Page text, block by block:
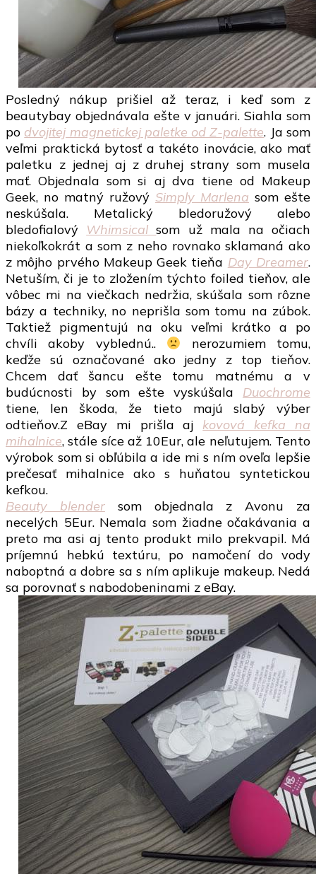
Posledný nákup prišiel až teraz, i keď som z
beautybay objednávala ešte v januári. Siahla som
po dvojitej magnetickej paletke od Z-palette. Ja som
veľmi praktická bytosť a takéto inovácie, ako mať
paletku z jednej aj z druhej strany som musela
mať. Objednala som si aj dva tiene od Makeup
Geek, no matný ružový Simply Marlena som ešte
neskúšala. Metalický bledoružový alebo
bledofialový Whimsicalsom už mala na očiach
niekoľkokrát a som z neho rovnako sklamaná ako
z môjho prvého Makeup Geek tieňa Day Dreamer.
Netuším, či je to zložením týchto foiled tieňov, ale
vôbec mi na viečkach nedržia, skúšala som rôzne
bázy a techniky, no neprišla som tomu na zúbok.
Taktiež pigmentujú na oku veľmi krátko a po
chvíli akoby vyblednú..
nerozumiem tomu,
keďže sú označované ako jedny z top tieňov.
Chcem dať šancu ešte tomu matnému a v
budúcnosti by som ešte vyskúšala Duochrome
tiene, len škoda, že tieto majú slabý výber
odtieňov.Z eBay mi prišla aj kovová kefka na
mihalnice, stále síce až 10Eur, ale neľutujem. Tento
výrobok som si obľúbila a ide mi s ním oveľa lepšie
prečesať mihalnice ako s huňatou syntetickou
kefkou.
Beauty blendersom objednala z Avonu za
necelých 5Eur. Nemala som žiadne očakávania a
preto ma asi aj tento produkt milo prekvapil. Má
príjemnú hebkú textúru, po namočení do vody
naboptná a dobre sa s ním aplikuje makeup. Nedá
sa porovnať s nabodobeninami z eBay.